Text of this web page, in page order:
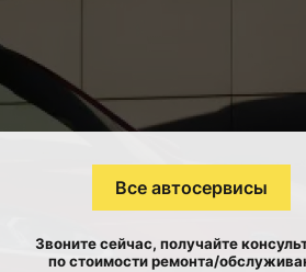
Все автосервисы
Звоните сейчас, получайте
по стоимости ремонта/